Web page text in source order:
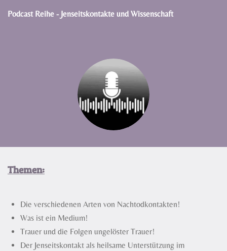
Podcast Reihe - Jenseitskontakte und Wissenschaft
Themen:
Die verschiedenen Arten von Nachtodkontakten!
Was ist ein Medium!
Trauer und die Folgen ungelöster Trauer!
Der Jenseitskontakt als heilsame Unterstützung im